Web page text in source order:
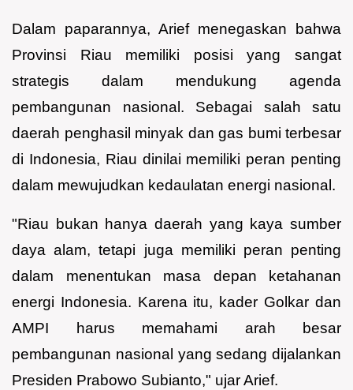
Dalam paparannya, Arief menegaskan bahwa
Provinsi Riau memiliki posisi yang sangat
strategis dalam mendukung agenda
pembangunan nasional. Sebagai salah satu
daerah penghasil minyak dan gas bumi terbesar
di Indonesia, Riau dinilai memiliki peran penting
dalam mewujudkan kedaulatan energi nasional.
"Riau bukan hanya daerah yang kaya sumber
daya alam, tetapi juga memiliki peran penting
dalam menentukan masa depan ketahanan
energi Indonesia. Karena itu, kader Golkar dan
AMPI harus memahami arah besar
pembangunan nasional yang sedang dijalankan
Presiden Prabowo Subianto," ujar Arief.